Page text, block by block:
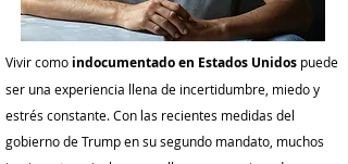
Vivir como indocumentado en Estados Unidos puede
ser una experiencia llena de incertidumbre, miedo y
estrés constante. Con las recientes medidas del
gobierno de Trump en su segundo mandato, muchos